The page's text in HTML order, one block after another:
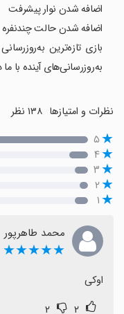
اضافه شدن نوار پیشرفت
اضافه شدن حالت چندنفره
بازی تازه‌ترین
به‌روزرسانی‌های آینده با
نظرات و امتیازها
۵
۴
۳
۲
۱
محمد طاهرپور
★★★★★
اوکی
۲ ۲